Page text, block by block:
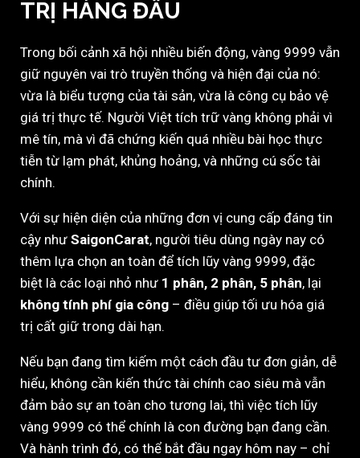
TRỊ HÀNG ĐẦU
Trong bối cảnh xã hội nhiều biến động, vàng 9999 vẫn
giữ nguyên vai trò truyền thống và hiện đại của nó:
vừa là biểu tượng của tài sản, vừa là công cụ bảo vệ
giá trị thực tế. Người Việt tích trữ vàng không phải vì
mê tín, mà vì đã chứng kiến quá nhiều bài học thực
tiễn từ lạm phát, khủng hoảng, và những cú sốc tài
chính.
Với sự hiện diện của những đơn vị cung cấp đáng tin
cậy như SaigonCarat, người tiêu dùng ngày nay có
thêm lựa chọn an toàn để tích lũy vàng 9999, đặc
biệt là các loại nhỏ như 1 phân, 2 phân, 5 phân, lại
không tính phí gia công – điều giúp tối ưu hóa giá
trị cất giữ trong dài hạn.
Nếu bạn đang tìm kiếm một cách đầu tư đơn giản, dễ
hiểu, không cần kiến thức tài chính cao siêu mà vẫn
đảm bảo sự an toàn cho tương lai, thì việc tích lũy
vàng 9999 có thể chính là con đường bạn đang cần.
Và hành trình đó, có thể bắt đầu ngay hôm nay – chỉ